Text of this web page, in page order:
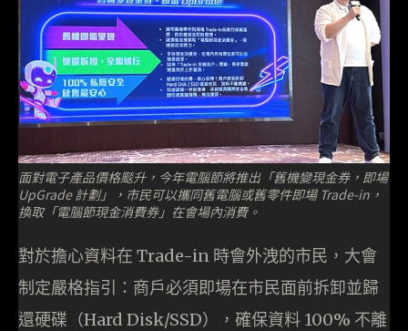
面對電子產品價格颷升，今年電腦節將推出「舊機變現金券，即場
UpGrade 計劃」，市民可以攜同舊電腦或舊零件即場 Trade-in，
換取「電腦節現金消費券」在會場內消費。
對於擔心資料在 Trade-in 時會外洩的市民，大會
制定嚴格指引：商戶必須即場在市民面前拆卸並歸
還硬碟（Hard Disk/SSD），確保資料 100% 不離